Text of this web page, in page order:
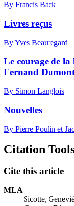
By Francis Back
Livres reçus
By Yves Beauregard
Le courage de la
Fernand Dumont
By Simon Langlois
Nouvelles
By Pierre Poulin et
Citation Tools
Cite this article
MLA
Sicotte,